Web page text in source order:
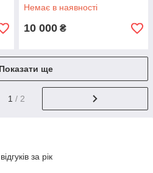
Немає в наявності
10 000 ₴
Показати ще
1 / 2
за рік